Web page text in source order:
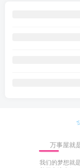
万事屋就
我们的梦想就